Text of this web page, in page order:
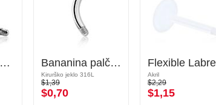
Barbell Pin (surgical steel, silver, shiny finish) Bananina palčka
Kirurško jeklo 316L
$1,39
$0,70
Akril
$2,29
$1,15